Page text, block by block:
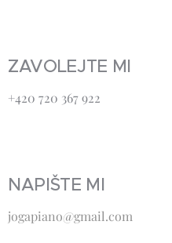
ZAVOLEJTE MI
+420 720 367 922
NAPIŠTE MI
jogapiano@gmail.com